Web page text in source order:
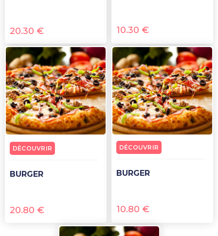
20.30 € 10.30 €
BURGER
20.80 €
DÉCOUVRIR
BURGER
10.80 €
DÉCOUVRIR